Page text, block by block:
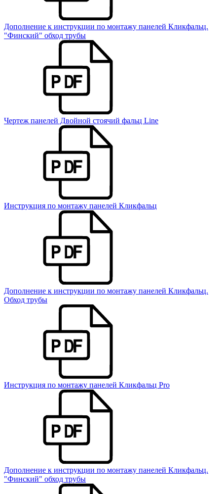
Дополнение к инструкции по монтажу панелей Кликфальц.
"Финский" обход трубы
Чертеж панелей Двойной стоячий фальц Line
Инструкция по монтажу панелей Кликфальц
Дополнение к инструкции по монтажу панелей Кликфальц.
Обход трубы
Инструкция по монтажу панелей Кликфальц Pro
Дополнение к инструкции по монтажу панелей Кликфальц.
"Финский" обход трубы